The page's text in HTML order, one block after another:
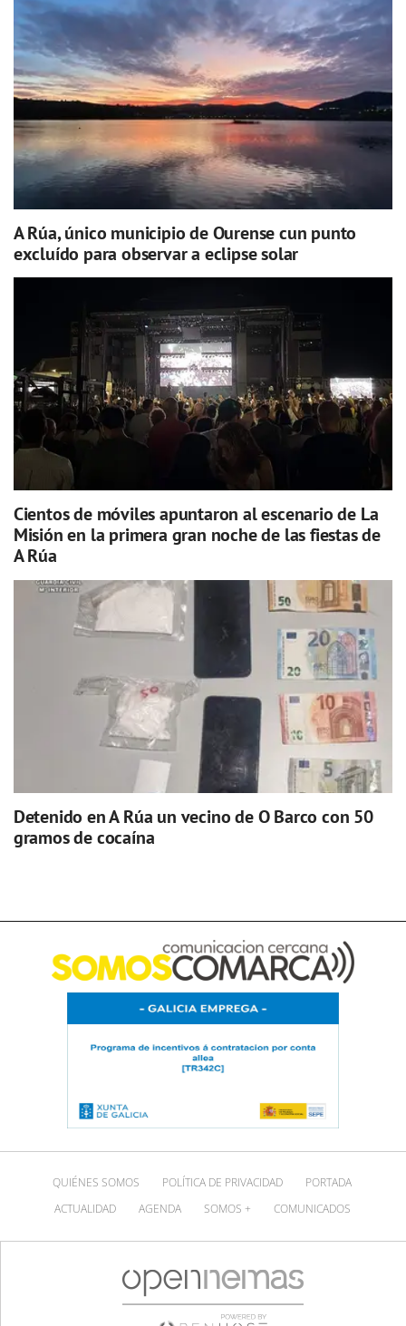
A Rúa, único municipio de Ourense cun punto
excluído para observar a eclipse solar
Cientos de móviles apuntaron al escenario de La
Misión en la primera gran noche de las fiestas de
A Rúa
Detenido en A Rúa un vecino de O Barco con 50
gramos de cocaína
QUIÉNES SOMOS POLÍTICA DE PRIVACIDAD
PORTADA
ACTUALIDAD
AGENDA SOMOS + COMUNICADOS